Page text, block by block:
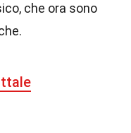
che ora sono